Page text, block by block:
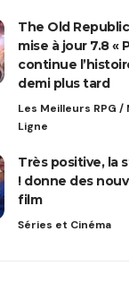
The Old
mise à jour 7.8 «
continue
demi plus tard
Les Meilleurs RPG /
Ligne
Très positive, la
! donne des
film
Séries et Cinéma